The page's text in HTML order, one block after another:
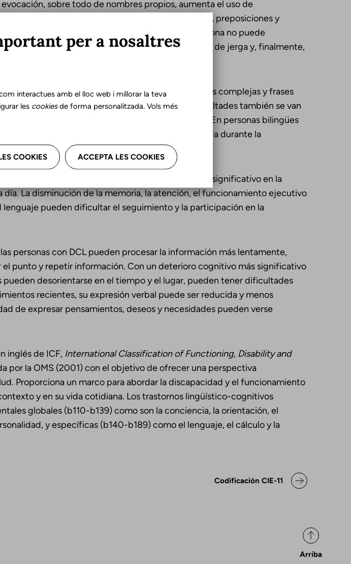
sobre todo de nombres propios, aumenta el uso de
gramaticales como el uso incorrecto de artículos, preposiciones y
enunciados quedan inconclusos porque la persona no puede
el habla significativa es sustituida por el uso de jerga y, finalmente,
se imponen las dificultades para seguir órdenes complejas y frases
para poder seguir una conversación. Estas dificultades también se van
escrito, tanto en lectura como en la escritura. En personas bilingües
selección y el mantenimiento de la lengua empleada durante la
regresión a la lengua primaria.
asociados a la demencia pueden tener un impacto significativo en la
día. La disminución de la memoria, la atención, el funcionamiento ejecutivo
lenguaje pueden dificultar el seguimiento y la participación en la
personas con DCL pueden procesar la información más lentamente,
punto y repetir información. Con un deterioro cognitivo más significativo
pueden desorientarse en el tiempo y el lugar, pueden tener dificultades
recientes, su expresión verbal puede ser reducida y menos
de expresar pensamientos, deseos y necesidades pueden verse
inglés de ICF, International Classification of Functioning, Disability and
por la OMS (2001) con el objetivo de ofrecer una perspectiva
Proporciona un marco para abordar la discapacidad y el funcionamiento
y en su vida cotidiana. Los trastornos lingüístico-cognitivos
globales (b110-b139) como son la conciencia, la orientación, el
y específicas (b140-b189) como el lenguaje, el cálculo y la
de Book para Declaración de
Arriba
Codificación CIE-11
per a nosaltres
interactues amb el lloc web i millorar la teva
les cookiesde forma personalitzada. Vols més
COOKIES ACCEPTA LES COOKIES